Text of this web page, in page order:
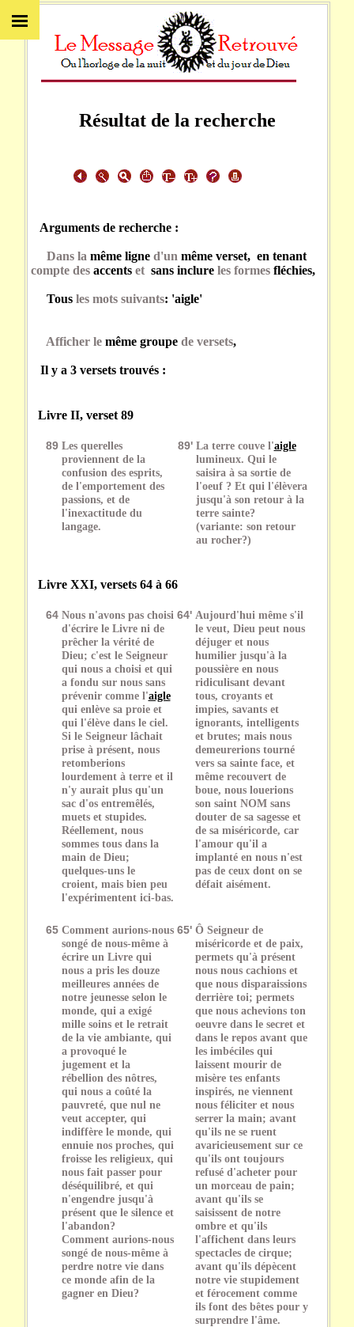
Résultat de la recherche
Arguments de recherche :
Dans la même ligne d'un même verset, en tenant
compte des accents et sans inclureles formes fléchies,
Tous les mots suivants: 'aigle'
Afficher le même groupede versets,
Il y a 3 versets trouvés :
Livre II, verset 89
89 Les querelles
proviennent de la
confusion des esprits,
de l'emportement des
passions, et de
l'inexactitude du
langage.
89' La terre couve l'aigle
lumineux. Qui le
saisira à sa sortie de
l'oeuf ? Et qui l'élèvera
jusqu'à son retour à la
terre sainte?
(variante: son retour
au rocher?)
Livre XXI, versets 64 à 66
64 Nous n'avons pas choisi
d'écrire le Livre ni de
prêcher la vérité de
Dieu; c'est le Seigneur
qui nous a choisi et qui
a fondu sur nous sans
prévenir comme l'aigle
qui enlève sa proie et
qui l'élève dans le ciel.
Si le Seigneur lâchait
prise à présent, nous
retomberions
lourdement à terre et il
n'y aurait plus qu'un
sac d'os entremêlés,
muets et stupides.
Réellement, nous
sommes tous dans la
main de Dieu;
quelques-uns le
croient, mais bien peu
l'expérimentent ici-bas.
64' Aujourd'hui même s'il
le veut, Dieu peut nous
déjuger et nous
humilier jusqu'à la
poussière en nous
ridiculisant devant
tous, croyants et
impies, savants et
ignorants, intelligents
et brutes; mais nous
demeurerions tourné
vers sa sainte face, et
même recouvert de
boue, nous louerions
son saint NOM sans
douter de sa sagesse et
de sa miséricorde, car
l'amour qu'il a
implanté en nous n'est
pas de ceux dont on se
défait aisément.
65 Comment aurions-nous
songé de nous-même à
écrire un Livre qui
nous a pris les douze
meilleures années de
notre jeunesse selon le
monde, qui a exigé
mille soins et le retrait
de la vie ambiante, qui
a provoqué le
jugement et la
rébellion des nôtres,
qui nous a coûté la
pauvreté, que nul ne
veut accepter, qui
indiffère le monde, qui
ennuie nos proches, qui
froisse les religieux, qui
nous fait passer pour
déséquilibré, et qui
n'engendre jusqu'à
présent que le silence et
l'abandon?
Comment aurions-nous
songé de nous-même à
perdre notre vie dans
ce monde afin de la
gagner en Dieu?
65' Ô Seigneur de
miséricorde et de paix,
permets qu'à présent
nous nous cachions et
que nous disparaissions
derrière toi; permets
que nous achevions ton
oeuvre dans le secret et
dans le repos avant que
les imbéciles qui
laissent mourir de
misère tes enfants
inspirés, ne viennent
nous féliciter et nous
serrer la main; avant
qu'ils ne se ruent
avaricieusement sur ce
qu'ils ont toujours
refusé d'acheter pour
un morceau de pain;
avant qu'ils se
saisissent de notre
ombre et qu'ils
l'affichent dans leurs
spectacles de cirque;
avant qu'ils dépècent
notre vie stupidement
et férocement comme
ils font des bêtes pour y
surprendre l'âme.